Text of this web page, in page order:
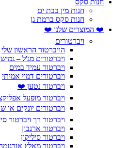
חנות מין בבת ים
חנות סקס ברמת גן
❤️ המוצרים שלנו ❤️
ויברטורים
הויברטור הראשון שלי
ויברטורים מג'ל –
ויברטור עמיד במים
ויברטורים דמוי אמיתי
ויברטור נטען ❤️
ויברטור מופעל
ויברטורים יונקים
ויברטור רך ויברטור
ויברטור ארנבון
ויברטור סיליקון
ויברטור מאלץ